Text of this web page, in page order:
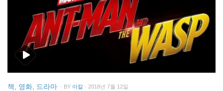
책, 영화, 드라마 · BY 아칼 · 2018년 7월 12일